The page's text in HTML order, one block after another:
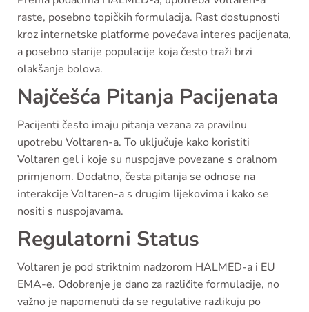
raste, posebno topičkih formulacija. Rast dostupnosti
kroz internetske platforme povećava interes pacijenata,
a posebno starije populacije koja često traži brzi
olakšanje bolova.
Najčešća Pitanja Pacijenata
Pacijenti često imaju pitanja vezana za pravilnu
upotrebu Voltaren-a. To uključuje kako koristiti
Voltaren gel i koje su nuspojave povezane s oralnom
primjenom. Dodatno, česta pitanja se odnose na
interakcije Voltaren-a s drugim lijekovima i kako se
nositi s nuspojavama.
Regulatorni Status
Voltaren je pod striktnim nadzorom HALMED-a i EU
EMA-e. Odobrenje je dano za različite formulacije, no
važno je napomenuti da se regulative razlikuju po